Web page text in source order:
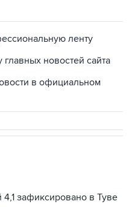
ленту
новостей сайта
в официальном
зафиксировано в Туве